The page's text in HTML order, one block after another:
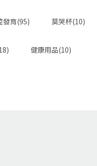
發育(95) 莫哭杯(10)
健康用品(10)